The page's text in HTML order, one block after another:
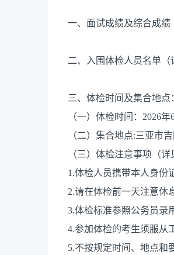
一、面试成绩及综合成绩
二、入围体检人员名单（
三、体检时间及集合地点
（一）体检时间：2026
（二）集合地点:三亚市
（三）体检注意事项（详
1.体检人员携带本人身份
2.请在体检前一天注意休
3.体检标准参照公务员录
4.参加体检的考生须服从
5.不按规定时间、地点和